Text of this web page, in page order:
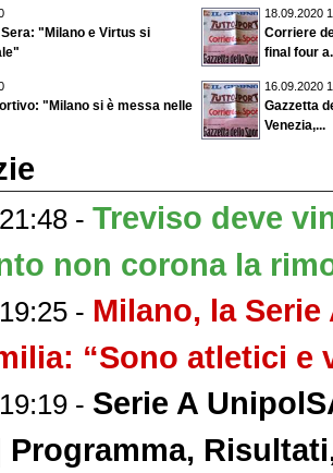
"Milano e Virtus si
18.09.2020
Corriere
final four
"Milano si è messa nelle
16.09.2020
Gazzetta
Venezia,...
- Treviso deve
non corona la
- Milano, la
“Sono atletici e
- Serie A
Programma,